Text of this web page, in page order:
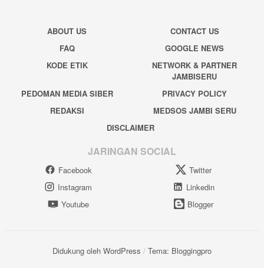
ABOUT US
CONTACT US
FAQ
GOOGLE NEWS
KODE ETIK
NETWORK & PARTNER
JAMBISERU
PEDOMAN MEDIA SIBER
PRIVACY POLICY
REDAKSI
MEDSOS JAMBI SERU
DISCLAIMER
JARINGAN SOCIAL
Facebook
Twitter
Instagram
Linkedin
Youtube
Blogger
Didukung oleh WordPress / Tema: Bloggingpro